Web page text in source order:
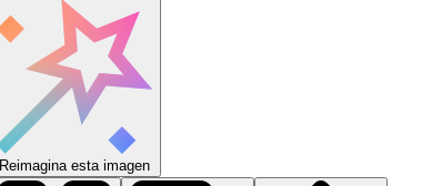
Reimagina esta imagen